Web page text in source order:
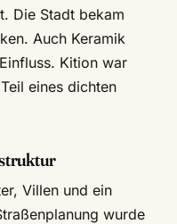
Die Stadt bekam
Auch Keramik
Kition war
eines dichten
Villen und ein
wurde